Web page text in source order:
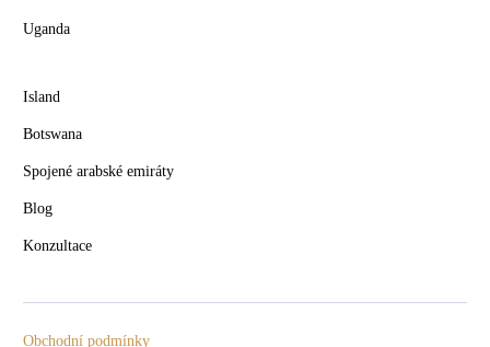
Uganda
Island
Botswana
Spojené arabské emiráty
Blog
Konzultace
Obchodní podmínky